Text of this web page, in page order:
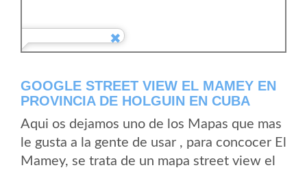
GOOGLE STREET VIEW EL MAMEY EN
PROVINCIA DE HOLGUIN EN CUBA
Aqui os dejamos uno de los Mapas que mas
le gusta a la gente de usar , para concocer El
Mamey, se trata de un mapa street view el